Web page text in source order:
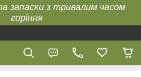
запаски з тривалим часом
горіння